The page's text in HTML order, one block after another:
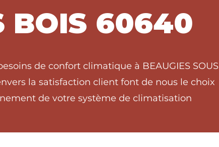
BOIS 60640
de confort climatique à BEAUGIES SOUS
la satisfaction client font de nous le choix
de votre système de climatisation